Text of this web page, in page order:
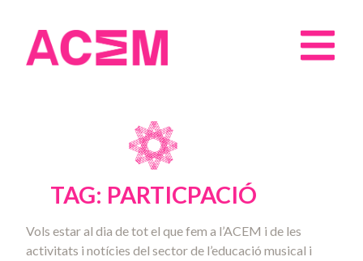
TAG: PARTICPACIÓ
Vols estar al dia de tot el que fem a l’ACEM i de les
activitats i notícies del sector de l’educació musical i